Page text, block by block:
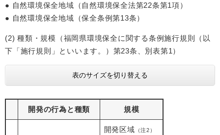
● 自然環境保全地域（自然環境保全法第22条第1項）
● 自然環境保全地域（保全条例第13条）
(2) 種類・規模（福岡県環境保全に関する条例施行規則（以
下「施行規則」といいます。）第23条、別表第1）
表のサイズを切り替える
開発の行為と種類 規模
開発区域 （注2）